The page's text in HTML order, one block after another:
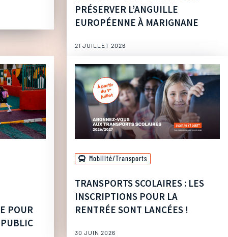
PRÉSERVER L’ANGUILLE
EUROPÉENNE À MARIGNANE
21 JUILLET 2026
POUR
PUBLIC
Mobilité/Transports
TRANSPORTS SCOLAIRES : LES
INSCRIPTIONS POUR LA
RENTRÉE SONT LANCÉES !
30 JUIN 2026